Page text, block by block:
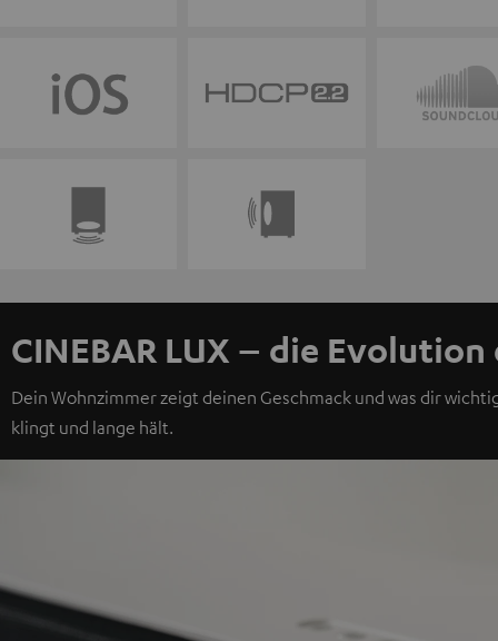
CINEBAR LUX – die
Dein Wohnzimmer zeigt deinen Geschmack und was dir
klingt und lange hält.